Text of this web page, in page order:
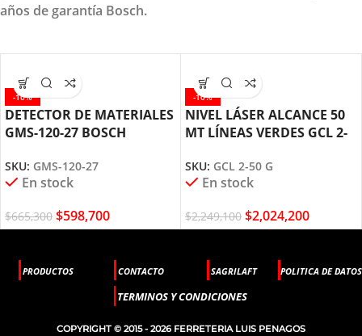
años de garantía Bosch.
-10%
DETECTOR DE MATERIALES
GMS-120-27 BOSCH
SKU: GMS-120-27
En stock
$665,300 $598,700
-10%
NIVEL LÁSER ALCANCE 50
MT LÍNEAS VERDES GCL 2-
SKU: GCL 2-50 G
En stock
$2,249,100 $2,024,200
PRODUCTOS CONTACTO SAGRILAFT POLITICA DE DATOS
TERMINOS Y CONDICIONES
COPYRIGHT © 2015 - 2026 FERRETERIA LUIS PENAGOS